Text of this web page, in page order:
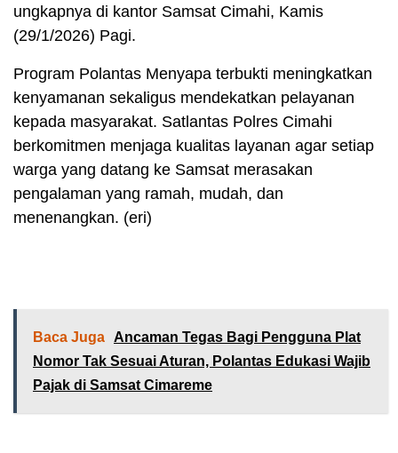
ungkapnya di kantor Samsat Cimahi, Kamis
(29/1/2026) Pagi.
Program Polantas Menyapa terbukti meningkatkan
kenyamanan sekaligus mendekatkan pelayanan
kepada masyarakat. Satlantas Polres Cimahi
berkomitmen menjaga kualitas layanan agar setiap
warga yang datang ke Samsat merasakan
pengalaman yang ramah, mudah, dan
menenangkan. (eri)
Baca Juga
Ancaman Tegas Bagi Pengguna Plat
Nomor Tak Sesuai Aturan, Polantas Edukasi Wajib
Pajak di Samsat Cimareme